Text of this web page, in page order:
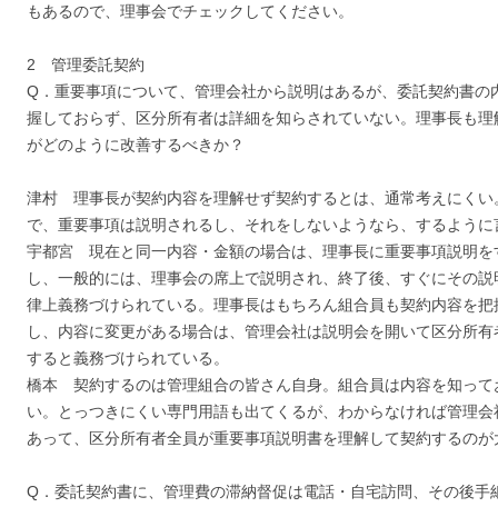
もあるので、理事会でチェックしてください。
2 管理委託契約
Q．重要事項について、管理会社から説明はあるが、委託契約書の
握しておらず、区分所有者は詳細を知らされていない。理事長も
がどのように改善するべきか？
津村 理事長が契約内容を理解せず契約するとは、通常考えにくい
で、重要事項は説明されるし、それをしないようなら、するよう
宇都宮 現在と同一内容・金額の場合は、理事長に重要事項説明を
し、一般的には、理事会の席上で説明され、終了後、すぐにその
律上義務づけられている。理事長はもちろん組合員も契約内容を
し、内容に変更がある場合は、管理会社は説明会を開いて区分所
すると義務づけられている。
橋本 契約するのは管理組合の皆さん自身。組合員は内容を知って
い。とっつきにくい専門用語も出てくるが、わからなければ管理
あって、区分所有者全員が重要事項説明書を理解して契約するのが
Q．委託契約書に、管理費の滞納督促は電話・自宅訪問、その後手